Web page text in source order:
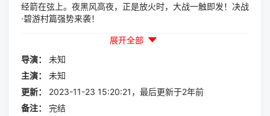
经箭在弦上。夜黑风高夜，正是放火时，大战一触即发！决战
·碧游村篇强势来袭！
展开全部
导演：
未知
主演：
未知
更新：
2023-11-23 15:20:21，最后更新于2年前
备注：
完结